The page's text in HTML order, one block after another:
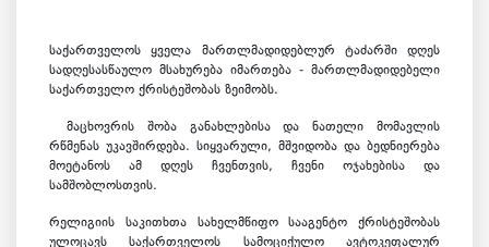
საქართველოს ყველა მართლმადიდებლურ ტაძარში დღეს
სადღესასწაულო მსახურება იმართება - მართლმადიდებელი
საქართველო ქრისტეშობას ზეიმობს.
მაცხოვრის შობა განახლებისა და ნათელი მომავლის
რწმენას უკავშირდება. სიყვარული, მშვიდობა და ბედნიერება
მოეტანოს ამ დღეს ჩვენთვის, ჩვენი ოჯახებისა და
სამშობლოსთვის.
რელიგიის საკითხთა სახელმწიფო სააგენტო ქრისტეშობას
ულოცავს საქართველოს სამოციქულო ავტოკეფალურ